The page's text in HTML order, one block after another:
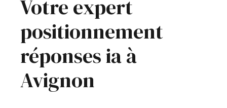
Votre expert
positionnement
réponses ia à
Avignon